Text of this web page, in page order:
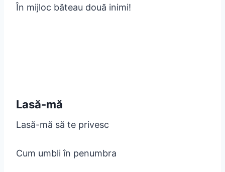
În mijloc băteau două inimi!
Lasă-mă
Lasă-mă să te privesc
Cum umbli în penumbra